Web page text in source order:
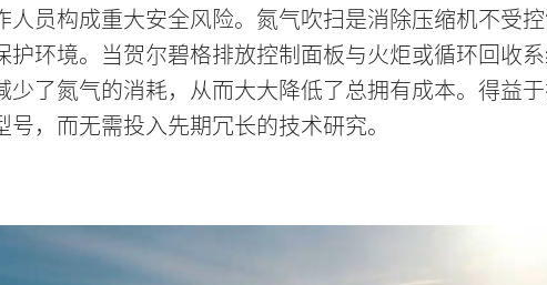
人员构成重大安全风险。氮气吹扫是消除压缩机不受
护环境。当贺尔碧格排放控制面板与火炬或循环回收
少了氮气的消耗，从而大大降低了总拥有成本。得益
，而无需投入先期冗长的技术研究。